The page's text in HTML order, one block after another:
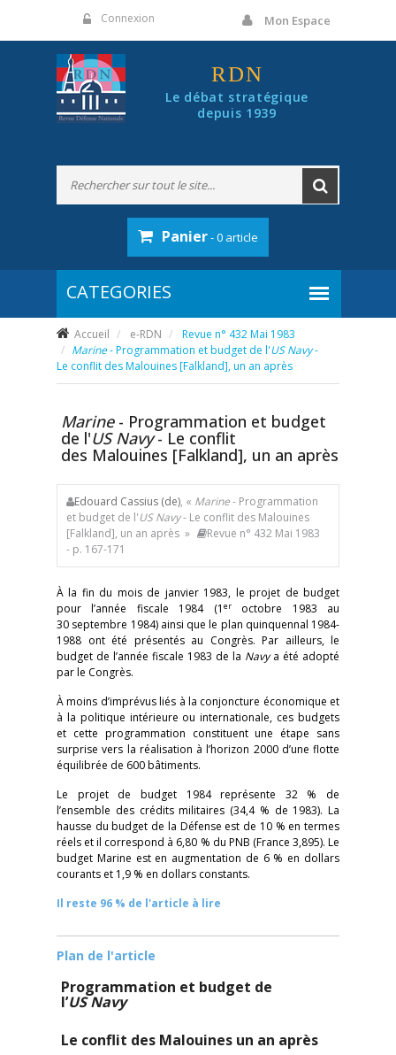
Connexion Mon Espace
RDN
Le débat stratégique
depuis 1939
Panier- 0 article
Accueil e-RDN
Revue n° 432 Mai 1983
Marine- Programmation et budget de l'US Navy-
Le conflit des Malouines [Falkland], un an après
Marine - Programmation et budget
de l'US Navy- Le conflit
des Malouines [Falkland], un an après
Edouard Cassius (de), « Marine- Programmation
et budget de l'US Navy- Le conflit des Malouines
[Falkland], un an après »
Revue n° 432 Mai 1983
- p. 167-171
À la fin du mois de janvier 1983, le projet de budget
pour l’année fiscale 1984 (1 eroctobre 1983 au
30 septembre 1984) ainsi que le plan quinquennal 1984-
1988 ont été présentés au Congrès. Par ailleurs, le
budget de l’année fiscale 1983 de la Navya été adopté
par le Congrès.
À moins d’imprévus liés à la conjoncture économique et
à la politique intérieure ou internationale, ces budgets
et cette programmation constituent une étape sans
surprise vers la réalisation à l’horizon 2000 d’une flotte
équilibrée de 600 bâtiments.
Le projet de budget 1984 représente 32 % de
l’ensemble des crédits militaires (34,4 % de 1983). La
hausse du budget de la Défense est de 10 % en termes
réels et il correspond à 6,80 % du PNB (France 3,895). Le
budget Marine est en augmentation de 6 % en dollars
courants et 1,9 % en dollars constants.
Il reste 96 % de l'article à lire
Plan de l'article
Programmation et budget de
l’US Navy
Le conflit des Malouines un an après